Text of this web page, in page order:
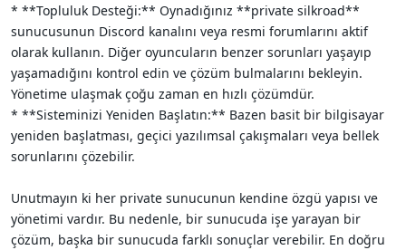
* **Topluluk Desteği:** Oynadığınız **private silkroad**
sunucusunun Discord kanalını veya resmi forumlarını aktif
olarak kullanın. Diğer oyuncuların benzer sorunları yaşayıp
yaşamadığını kontrol edin ve çözüm bulmalarını bekleyin.
Yönetime ulaşmak çoğu zaman en hızlı çözümdür.
* **Sisteminizi Yeniden Başlatın:** Bazen basit bir bilgisayar
yeniden başlatması, geçici yazılımsal çakışmaları veya bellek
sorunlarını çözebilir.
Unutmayın ki her private sunucunun kendine özgü yapısı ve
yönetimi vardır. Bu nedenle, bir sunucuda işe yarayan bir
çözüm, başka bir sunucuda farklı sonuçlar verebilir. En doğru